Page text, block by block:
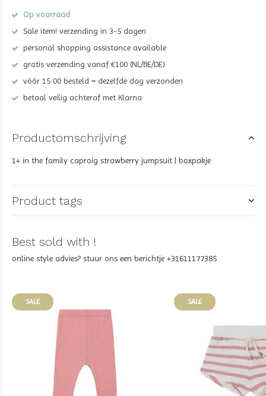
Op voorraad
Sale item! verzending in 3-5 dagen
personal shopping assistance available
gratis verzending vanaf €100 (NL/BE/DE)
vóór 15:00 besteld = dezelfde dag verzonden
betaal veilig achteraf met Klarna
Productomschrijving
1+ in the family caproig strawberry jumpsuit | boxpakje
Product tags
Best sold with !
online style advies? stuur ons een berichtje +31611177385
SALE SALE